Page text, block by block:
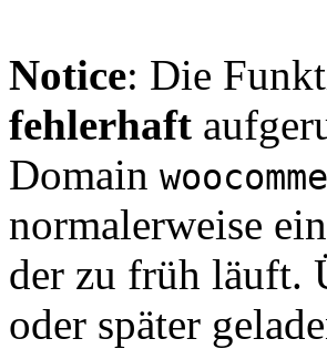
Notice: Die
fehlerhaft
Domain
normalerweise
der zu früh läuft.
oder später